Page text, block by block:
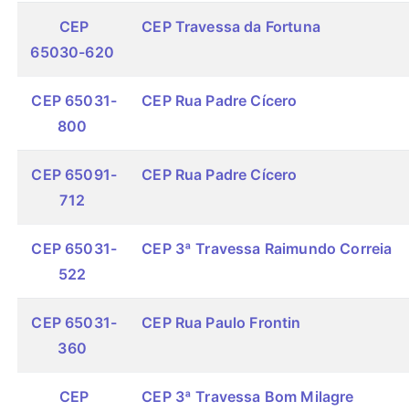
CEP
65030-620
CEP Travessa da Fortuna
CEP 65031-
800
CEP Rua Padre Cícero
CEP 65091-
712
CEP Rua Padre Cícero
CEP 65031-
522
CEP 3ª Travessa Raimundo Correia
CEP 65031-
360
CEP Rua Paulo Frontin
CEP
CEP 3ª Travessa Bom Milagre